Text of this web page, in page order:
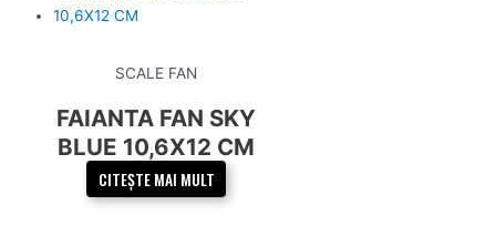
SCALE FAN
FAIANTA FAN SKY
BLUE 10,6X12 CM
CITEȘTE MAI MULT